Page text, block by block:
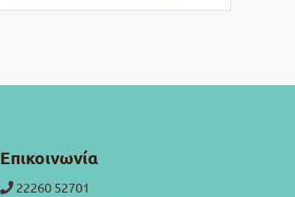
Επικοινωνία
22260 52701